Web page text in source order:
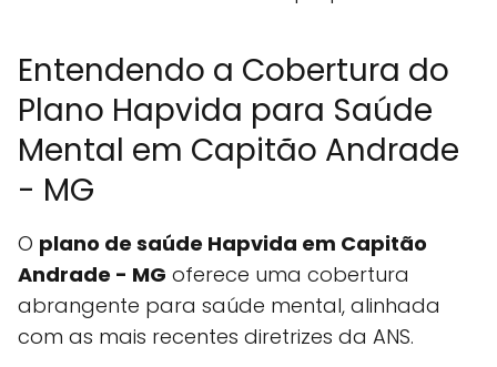
Entendendo a Cobertura do
Plano Hapvida para Saúde
Mental em Capitão Andrade
- MG
O plano de saúde Hapvida em Capitão
Andrade - MG oferece uma cobertura
abrangente para saúde mental, alinhada
com as mais recentes diretrizes da ANS.